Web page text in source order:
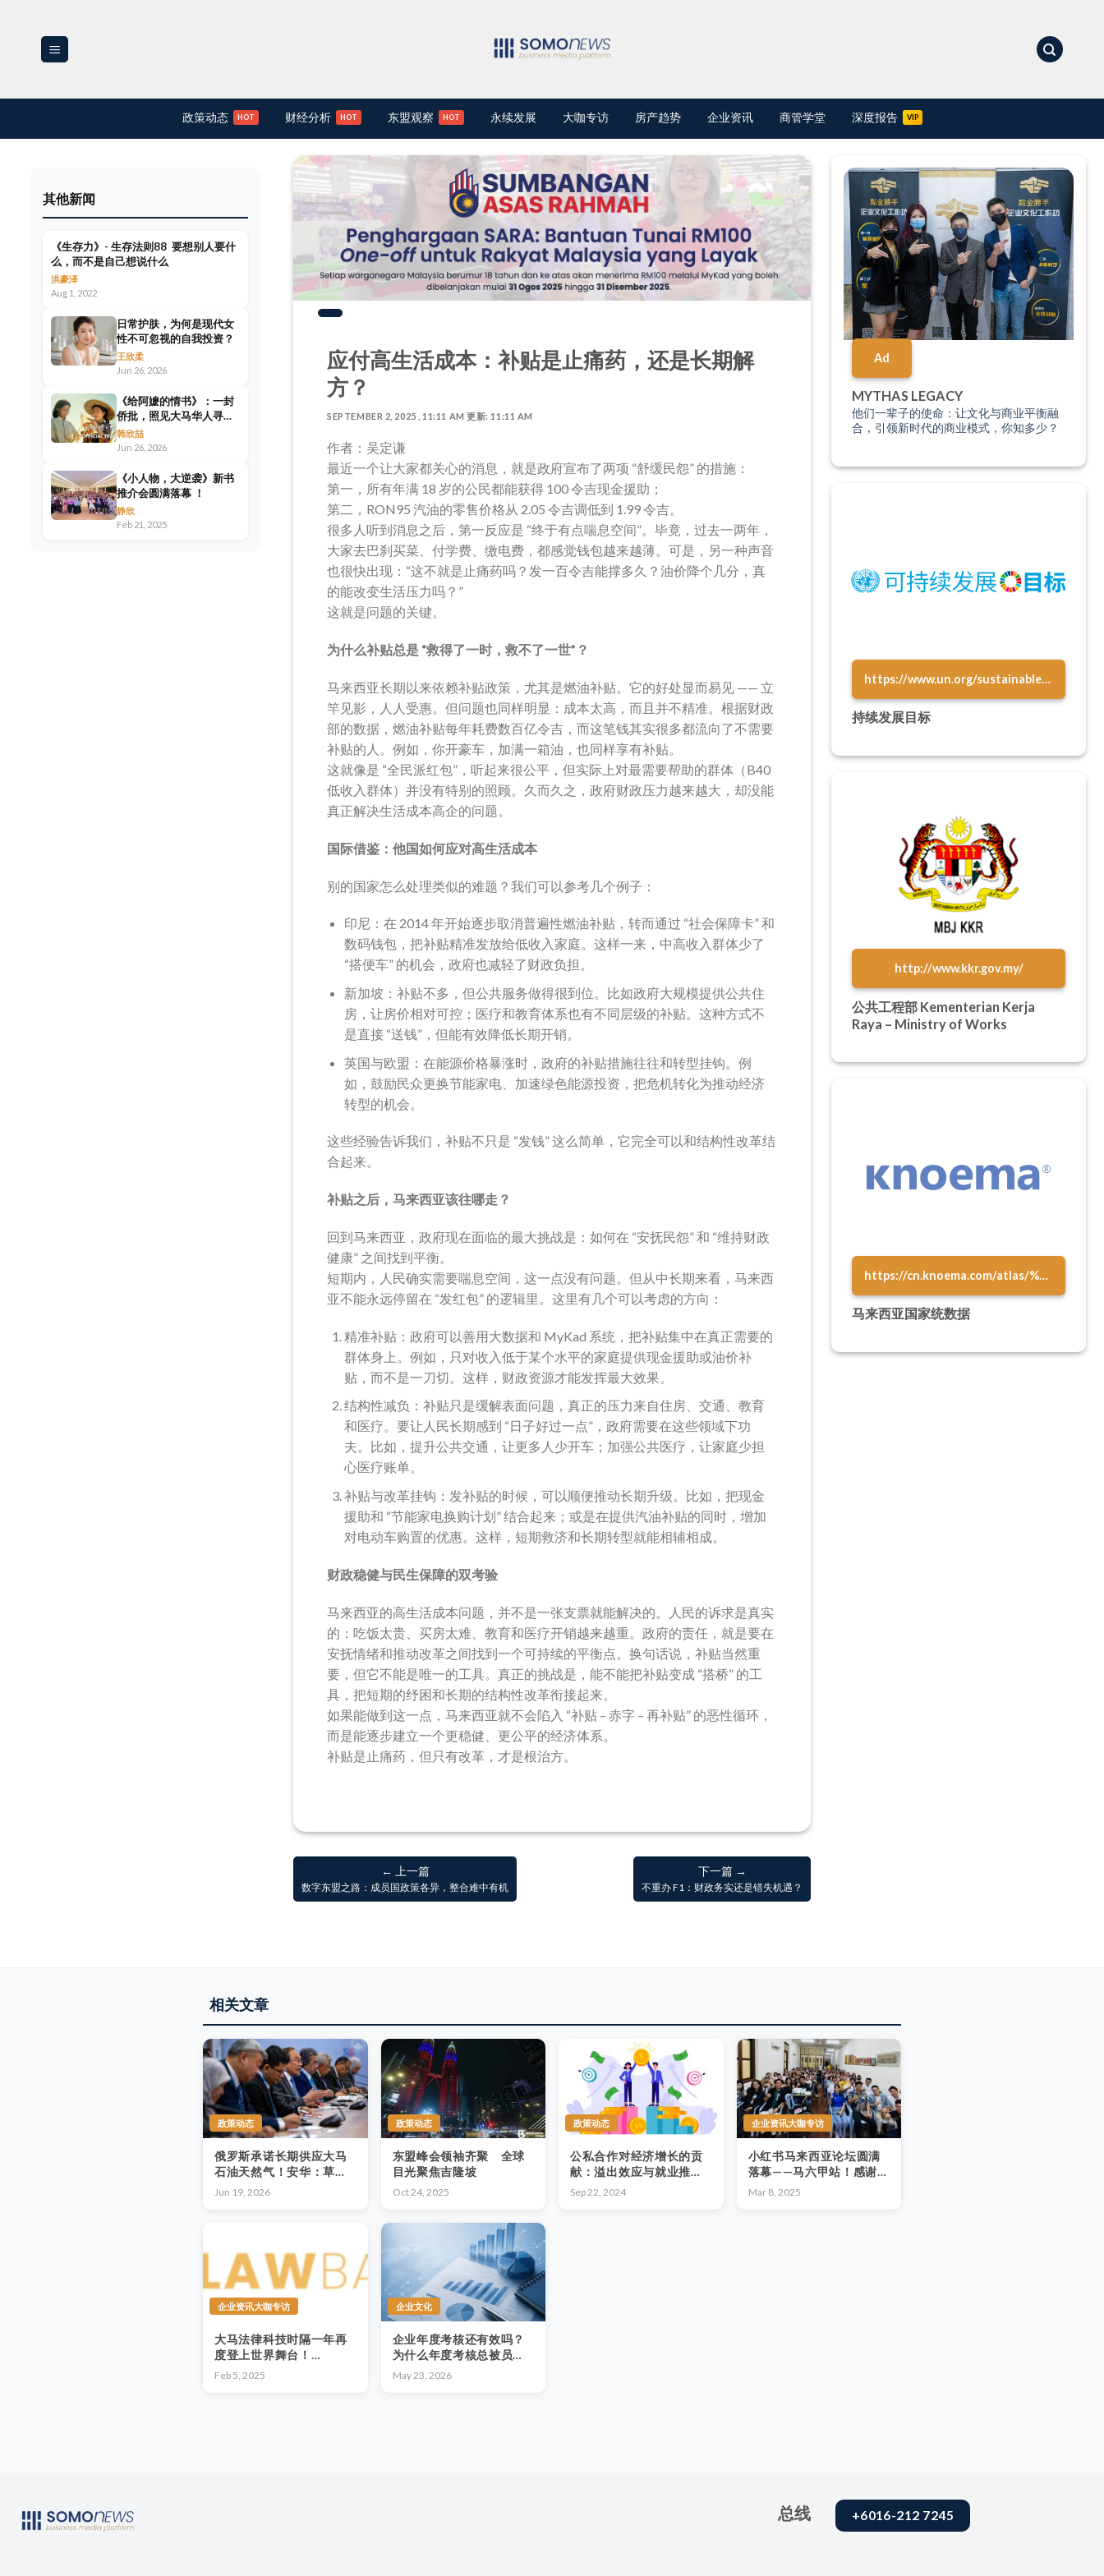
政策动态 财经分析 东盟观察 永续发展 大咖专访 房产趋势 企业资讯 商管学堂 深度报告
其他新闻
《生存力》- 生存法则88 要想别人要什
么，而不是自己想说什么
洪豪泽
Aug 1, 2022
日常护肤，为何是现代女
性不可忽视的自我投资？
王欣柔
Jun 26, 2026
《给阿嬷的情书》：一封
侨批，照见大马华人寻根
的时代情绪
韩欣喆
Jun 26, 2026
《小人物，大逆袭》新书
推介会圆满落幕 ！
静欣
Feb 21, 2025
应付高生活成本：补贴是止痛药，还是长期解
方？
SEPTEMBER 2, 2025 , 11:11 AM 更新: 11:11 AM
作者：吴定谦
最近一个让大家都关心的消息，就是政府宣布了两项 “舒缓民怨” 的措施：
第一，所有年满 18 岁的公民都能获得 100 令吉现金援助；
第二，RON95 汽油的零售价格从 2.05 令吉调低到 1.99 令吉。
很多人听到消息之后，第一反应是 “终于有点喘息空间”。毕竟，过去一两年，
大家去巴刹买菜、付学费、缴电费，都感觉钱包越来越薄。可是，另一种声音
也很快出现：“这不就是止痛药吗？发一百令吉能撑多久？油价降个几分，真
的能改变生活压力吗？”
这就是问题的关键。
为什么补贴总是 “救得了一时，救不了一世”？
马来西亚长期以来依赖补贴政策，尤其是燃油补贴。它的好处显而易见 —— 立
竿见影，人人受惠。但问题也同样明显：成本太高，而且并不精准。根据财政
部的数据，燃油补贴每年耗费数百亿令吉，而这笔钱其实很多都流向了不需要
补贴的人。例如，你开豪车，加满一箱油，也同样享有补贴。
这就像是 “全民派红包”，听起来很公平，但实际上对最需要帮助的群体（B40
低收入群体）并没有特别的照顾。久而久之，政府财政压力越来越大，却没能
真正解决生活成本高企的问题。
国际借鉴：他国如何应对高生活成本
别的国家怎么处理类似的难题？我们可以参考几个例子：
印尼：在 2014 年开始逐步取消普遍性燃油补贴，转而通过 “社会保障卡” 和
数码钱包，把补贴精准发放给低收入家庭。这样一来，中高收入群体少了
“搭便车” 的机会，政府也减轻了财政负担。
新加坡：补贴不多，但公共服务做得很到位。比如政府大规模提供公共住
房，让房价相对可控；医疗和教育体系也有不同层级的补贴。这种方式不
是直接 “送钱”，但能有效降低长期开销。
英国与欧盟：在能源价格暴涨时，政府的补贴措施往往和转型挂钩。例
如，鼓励民众更换节能家电、加速绿色能源投资，把危机转化为推动经济
转型的机会。
这些经验告诉我们，补贴不只是 “发钱” 这么简单，它完全可以和结构性改革结
合起来。
补贴之后，马来西亚该往哪走？
回到马来西亚，政府现在面临的最大挑战是：如何在 “安抚民怨” 和 “维持财政
健康” 之间找到平衡。
短期内，人民确实需要喘息空间，这一点没有问题。但从中长期来看，马来西
亚不能永远停留在 “发红包” 的逻辑里。这里有几个可以考虑的方向：
精准补贴：政府可以善用大数据和 MyKad 系统，把补贴集中在真正需要的
群体身上。例如，只对收入低于某个水平的家庭提供现金援助或油价补
贴，而不是一刀切。这样，财政资源才能发挥最大效果。
结构性减负：补贴只是缓解表面问题，真正的压力来自住房、交通、教育
和医疗。要让人民长期感到 “日子好过一点”，政府需要在这些领域下功
夫。比如，提升公共交通，让更多人少开车；加强公共医疗，让家庭少担
心医疗账单。
补贴与改革挂钩：发补贴的时候，可以顺便推动长期升级。比如，把现金
援助和 “节能家电换购计划” 结合起来；或是在提供汽油补贴的同时，增加
对电动车购置的优惠。这样，短期救济和长期转型就能相辅相成。
财政稳健与民生保障的双考验
马来西亚的高生活成本问题，并不是一张支票就能解决的。人民的诉求是真实
的：吃饭太贵、买房太难、教育和医疗开销越来越重。政府的责任，就是要在
安抚情绪和推动改革之间找到一个可持续的平衡点。换句话说，补贴当然重
要，但它不能是唯一的工具。真正的挑战是，能不能把补贴变成 “搭桥” 的工
具，把短期的纾困和长期的结构性改革衔接起来。
如果能做到这一点，马来西亚就不会陷入 “补贴 – 赤字 – 再补贴” 的恶性循环，
而是能逐步建立一个更稳健、更公平的经济体系。
补贴是止痛药，但只有改革，才是根治方。
← 上一篇
数字东盟之路：成员国政策各异，整合难中有机
下一篇 →
不重办 F1：财政务实还是错失机遇？
Ad
MYTHAS LEGACY
他们一辈子的使命：让文化与商业平衡融
合，引领新时代的商业模式，你知多少？
https://www.un.org/sustainabledevelopment/zh/sustainable-development-goals/
持续发展目标
http://www.kkr.gov.my/
公共工程部 Kementerian Kerja
Raya – Ministry of Works
https://cn.knoema.com/atlas/%E9%A9%AC%E6%9D%A5%E8%A5%BF%E4%BA%9A
马来西亚国家统数据
相关文章
政策动态
俄罗斯承诺长期供应大马
石油天然气！安华：草案
已拟定、原则已达成，回
Jun 19, 2026
政策动态
东盟峰会领袖齐聚 全球
目光聚焦吉隆坡
Oct 24, 2025
政策动态
公私合作对经济增长的贡
献：溢出效应与就业推动
力
Sep 22, 2024
企业资讯大咖专访
小红书马来西亚论坛圆满
落幕——马六甲站！感谢相
遇，期待再聚！
Mar 8, 2025
企业资讯大咖专访
大马法律科技时隔一年再
度登上世界舞台！
LAWBANK ASIA晋级全
Feb 5, 2025
企业文化
企业年度考核还有效吗？
为什么年度考核总被员工
质疑？
May 23, 2026
总线 +6016-212 7245